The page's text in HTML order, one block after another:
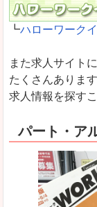
┗ハローワーク
また求人サイト
たくさんありま
求人情報を探す
パート・ア